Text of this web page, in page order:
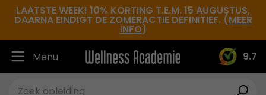
LAATSTE WEEK! 10% KORTING T.E.M. 15 AUGUSTUS,
DAARNA EINDIGT DE ZOMERACTIE DEFINITIEF. (MEER
INFO)
9.7
Menu
Ruim 30.000 tevreden studenten